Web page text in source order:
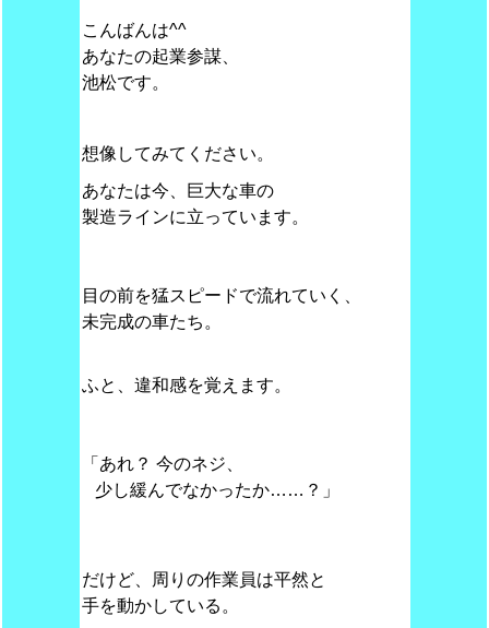
こんばんは^^
あなたの起業参謀、
池松です。
想像してみてください。
あなたは今、巨大な車の
製造ラインに立っています。
目の前を猛スピードで流れていく、
未完成の車たち。
ふと、違和感を覚えます。
「あれ？ 今のネジ、
少し緩んでなかったか……？」
だけど、周りの作業員は平然と
手を動かしている。